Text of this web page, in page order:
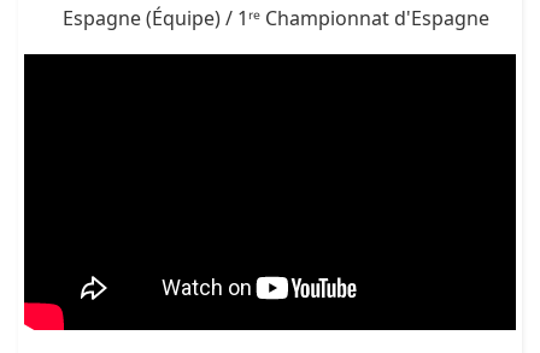
Espagne (Équipe) / 1ʳᵉ Championnat d'Espagne